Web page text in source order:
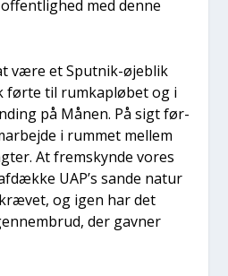
med den­ne
være et Sput­nik-øje­blik
før­te til rum­kaplø­bet og i
på Månen. På sigt før­
i rum­met mel­lem
At frem­skyn­de vores
UAP’s san­de natur
og igen har det
der gav­ner